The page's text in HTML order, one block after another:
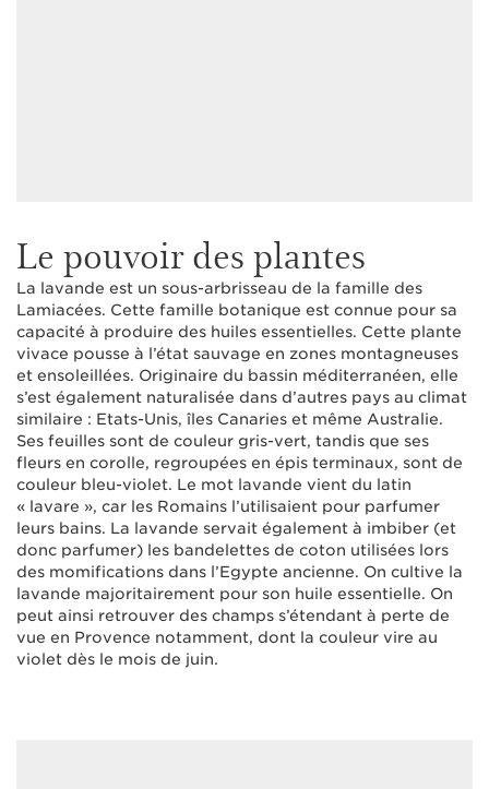
Le pouvoir des plantes
La lavande est un sous-arbrisseau de la famille des
Lamiacées. Cette famille botanique est connue pour sa
capacité à produire des huiles essentielles. Cette plante
vivace pousse à l’état sauvage en zones montagneuses
et ensoleillées. Originaire du bassin méditerranéen, elle
s’est également naturalisée dans d’autres pays au climat
similaire : Etats-Unis, îles Canaries et même Australie.
Ses feuilles sont de couleur gris-vert, tandis que ses
fleurs en corolle, regroupées en épis terminaux, sont de
couleur bleu-violet. Le mot lavande vient du latin
« lavare », car les Romains l’utilisaient pour parfumer
leurs bains. La lavande servait également à imbiber (et
donc parfumer) les bandelettes de coton utilisées lors
des momifications dans l’Egypte ancienne. On cultive la
lavande majoritairement pour son huile essentielle. On
peut ainsi retrouver des champs s’étendant à perte de
vue en Provence notamment, dont la couleur vire au
violet dès le mois de juin.